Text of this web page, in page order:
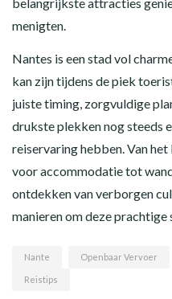
menigten.
Nantes is een stad vol
kan zijn tijdens de piek
juiste timing, zorgvuldige
drukste plekken nog steeds
reiservaring hebben. Van
voor accommodatie tot
ontdekken van verborgen
manieren om deze
Nante Openbaar Vervoer
Reistips